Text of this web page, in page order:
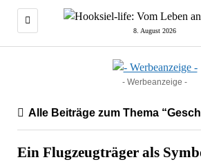
8. August 2026
- Werbeanzeige -
Alle Beiträge zum Thema
Ein Flugzeugträger als